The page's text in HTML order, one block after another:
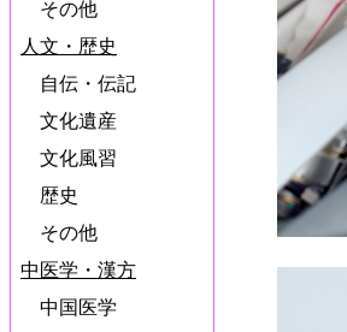
その他
人文・歴史
自伝・伝記
文化遺産
文化風習
歴史
その他
中医学・漢方
中国医学